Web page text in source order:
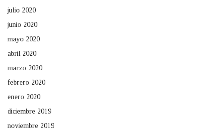
julio 2020
junio 2020
mayo 2020
abril 2020
marzo 2020
febrero 2020
enero 2020
diciembre 2019
noviembre 2019